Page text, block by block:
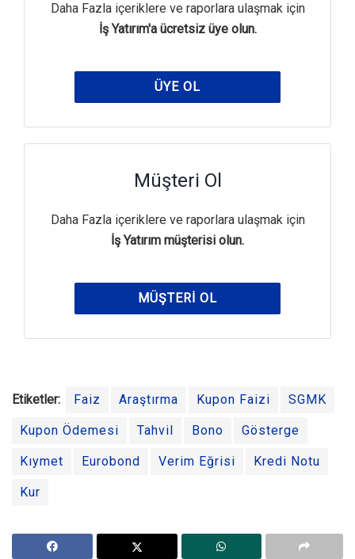
Daha Fazla içeriklere ve raporlara ulaşmak için
İş Yatırım'a ücretsiz üye olun.
ÜYE OL
Müşteri Ol
Daha Fazla içeriklere ve raporlara ulaşmak için
İş Yatırım müşterisi olun.
MÜŞTERI OL
Etiketler: Faiz Araştırma Kupon Faizi SGMK
Kupon Ödemesi Tahvil Bono Gösterge
Kıymet Eurobond Verim Eğrisi Kredi Notu
Kur